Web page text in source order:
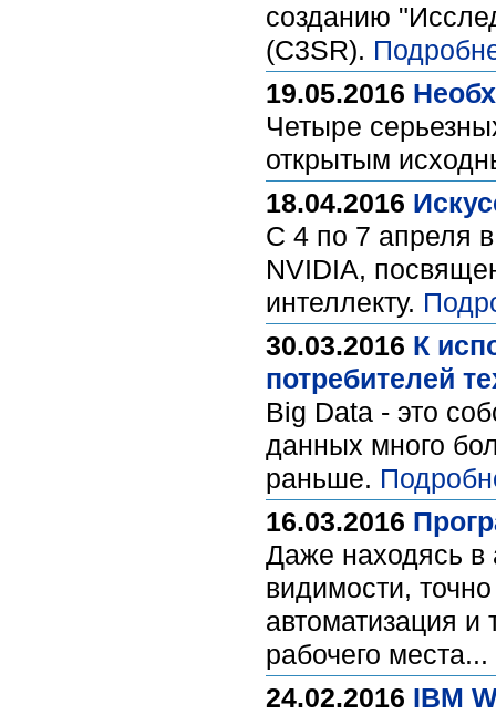
созданию
(C3SR).
19.05.2016
Четыре
открытым
18.04.2016
С 4 по 7 апреля
NVIDIA,
интеллекту.
30.03.2016 К
потребителей
Big Data - это
данных много
раньше.
16.03.2016
Даже находясь в
видимости,
автоматизация и
рабочего места...
24.02.2016 IBM